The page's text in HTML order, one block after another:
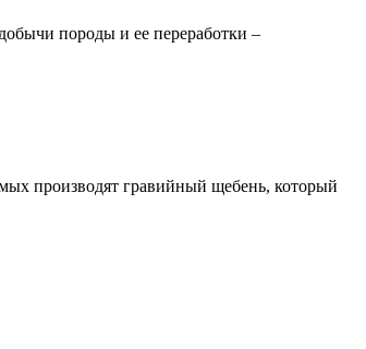
породы и ее переработки –
производят гравийный щебень, который